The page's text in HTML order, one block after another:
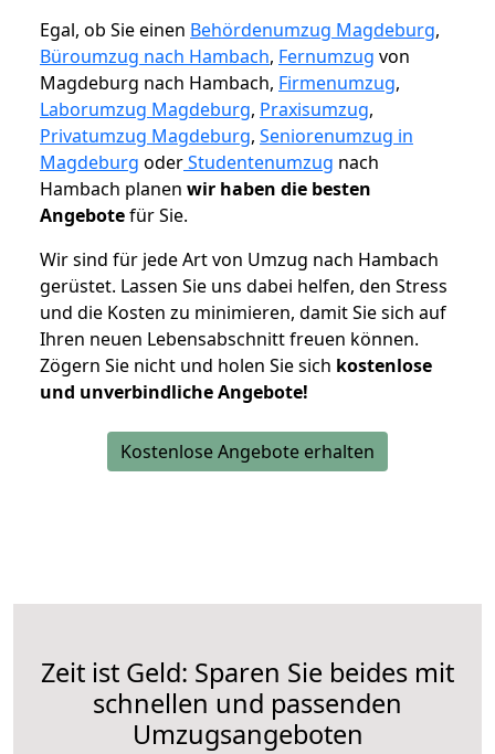
Egal, ob Sie einen Behördenumzug Magdeburg,
Büroumzug nach Hambach, Fernumzug von
Magdeburg nach Hambach, Firmenumzug,
Laborumzug Magdeburg, Praxisumzug,
Privatumzug Magdeburg, Seniorenumzug in
Magdeburg oderStudentenumzug nach
Hambach planen wir haben die besten
Angebotefür Sie.
Wir sind für jede Art von Umzug nach Hambach
gerüstet. Lassen Sie uns dabei helfen, den Stress
und die Kosten zu minimieren, damit Sie sich auf
Ihren neuen Lebensabschnitt freuen können.
Zögern Sie nicht und holen Sie sich kostenlose
und unverbindliche Angebote!
Kostenlose Angebote erhalten
Zeit ist Geld: Sparen Sie beides mit
schnellen und passenden
Umzugsangeboten